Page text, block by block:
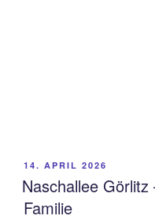
VERÖFFENTLICHT
AM
14. APRIL 2026
Naschallee
Familie